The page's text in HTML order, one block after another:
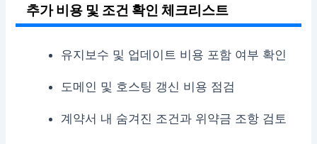
추가 비용 및 조건 확인 체크리스트
유지보수 및 업데이트 비용 포함 여부 확인
도메인 및 호스팅 갱신 비용 점검
계약서 내 숨겨진 조건과 위약금 조항 검토